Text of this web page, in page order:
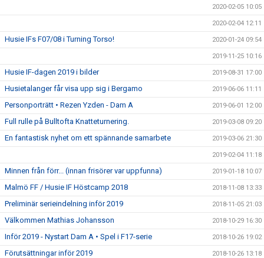
2020-02-05 10:05
2020-02-04 12:11
Husie IFs F07/08 i Turning Torso! 2020-01-24 09:54
2019-11-25 10:16
Husie IF-dagen 2019 i bilder 2019-08-31 17:00
Husietalanger får visa upp sig i Bergamo 2019-06-06 11:11
Personporträtt • Rezen Yzden - Dam A 2019-06-01 12:00
Full rulle på Bulltofta Knatteturnering. 2019-03-08 09:20
En fantastisk nyhet om ett spännande samarbete 2019-03-06 21:30
2019-02-04 11:18
Minnen från förr... (innan frisörer var uppfunna) 2019-01-18 10:07
Malmö FF / Husie IF Höstcamp 2018 2018-11-08 13:33
Preliminär serieindelning inför 2019 2018-11-05 21:03
Välkommen Mathias Johansson 2018-10-29 16:30
Inför 2019 - Nystart Dam A • Spel i F17-serie 2018-10-26 19:02
Förutsättningar inför 2019 2018-10-26 13:18